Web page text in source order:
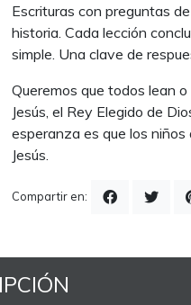
Escrituras con preguntas
historia. Cada lección
simple. Una clave de
Queremos que todos lean
Jesús, el Rey Elegido de
esperanza es que los
Jesús.
Compartir en: